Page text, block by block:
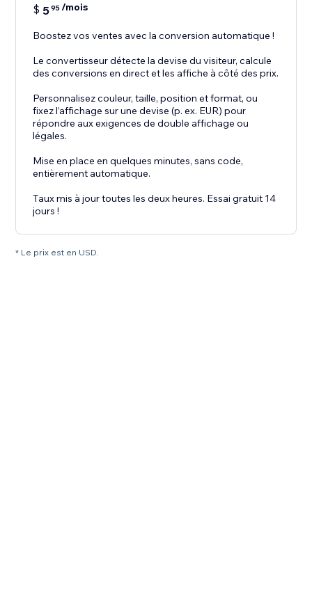
$ 595/mois
Boostez vos ventes avec la conversion automatique !
Le convertisseur détecte la devise du visiteur, calcule
des conversions en direct et les affiche à côté des prix.
Personnalisez couleur, taille, position et format, ou
fixez l’affichage sur une devise (p. ex. EUR) pour
répondre aux exigences de double affichage ou
légales.
Mise en place en quelques minutes, sans code,
entièrement automatique.
Taux mis à jour toutes les deux heures. Essai gratuit 14
jours !
* Le prix est en USD.